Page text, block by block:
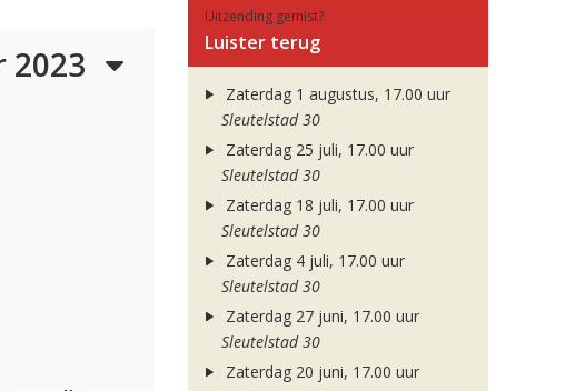
2023
Uitzending gemist?
Luister terug
Zaterdag 1 augustus, 17.00 uur
Sleutelstad 30
Zaterdag 25 juli, 17.00 uur
Sleutelstad 30
Zaterdag 18 juli, 17.00 uur
Sleutelstad 30
Zaterdag 4 juli, 17.00 uur
Sleutelstad 30
Zaterdag 27 juni, 17.00 uur
Sleutelstad 30
Zaterdag 20 juni, 17.00 uur